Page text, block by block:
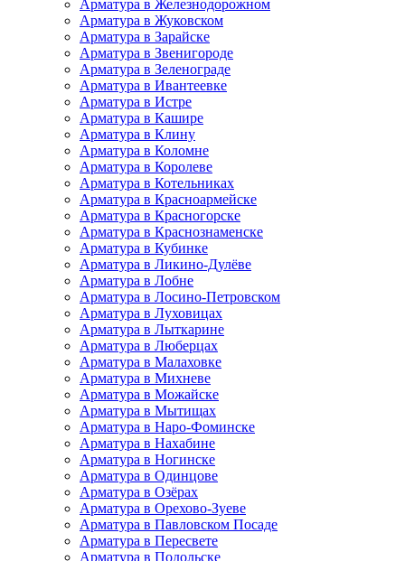
Арматура в Железнодорожном
Арматура в Жуковском
Арматура в Зарайске
Арматура в Звенигороде
Арматура в Зеленограде
Арматура в Ивантеевке
Арматура в Истре
Арматура в Кашире
Арматура в Клину
Арматура в Коломне
Арматура в Королеве
Арматура в Котельниках
Арматура в Красноармейске
Арматура в Красногорске
Арматура в Краснознаменске
Арматура в Кубинке
Арматура в Ликино-Дулёве
Арматура в Лобне
Арматура в Лосино-Петровском
Арматура в Луховицах
Арматура в Лыткарине
Арматура в Люберцах
Арматура в Малаховке
Арматура в Михневе
Арматура в Можайске
Арматура в Мытищах
Арматура в Наро-Фоминске
Арматура в Нахабине
Арматура в Ногинске
Арматура в Одинцове
Арматура в Озёрах
Арматура в Орехово-Зуеве
Арматура в Павловском Посаде
Арматура в Пересвете
Арматура в Подольске